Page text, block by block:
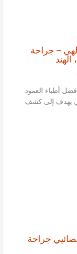
– جراحة
أطباء العمود
يهدف إلى كشف
جراحة